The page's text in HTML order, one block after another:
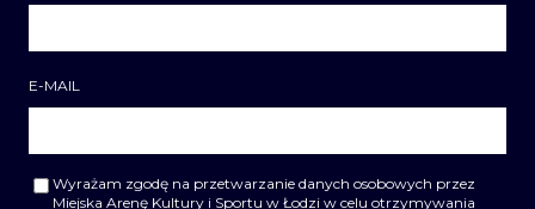
E-MAIL
Wyrażam zgodę na przetwarzanie danych osobowych przez
Miejska Arenę Kultury i Sportu w Łodzi w celu otrzymywania